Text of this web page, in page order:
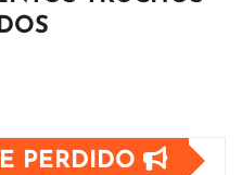
PERDIDO